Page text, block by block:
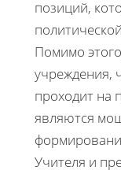
позиций,
Помимо
учреждения,
проходит на
являются
Учителя и